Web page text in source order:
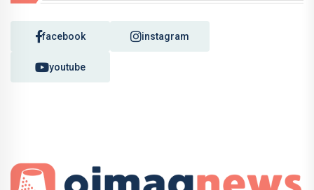
facebook instagram
youtube